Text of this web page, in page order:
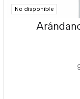
No disponible